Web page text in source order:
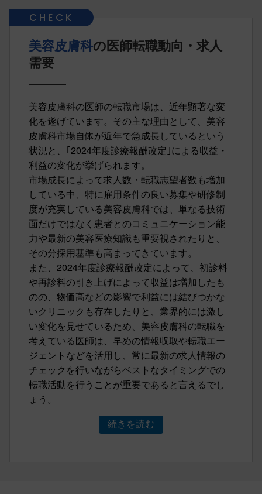
美容皮膚科の医師転職動向・求人
需要
美容皮膚科の医師の転職市場は、近年顕著な変
化を遂げています。その主な理由として、美容
皮膚科市場自体が近年で急成長しているという
状況と、｢2024年度診療報酬改定｣による収益・
利益の変化が挙げられます。
市場成長によって求人数・転職志望者数も増加
している中、特に雇用条件の良い募集や研修制
度が充実している美容皮膚科では、単なる技術
面だけではなく患者とのコミュニケーション能
力や最新の美容医療知識も重要視されたりと、
その分採用基準も高まってきています。
また、2024年度診療報酬改定によって、初診料
や再診料の引き上げによって収益は増加したも
のの、物価高などの影響で利益には結びつかな
いクリニックも存在したりと、業界的には激し
い変化を見せているため、美容皮膚科の転職を
考えている医師は、早めの情報収取や転職エー
ジェントなどを活用し、常に最新の求人情報の
チェックを行いながらベストなタイミングでの
転職活動を行うことが重要であると言えるでし
ょう。
続きを読む